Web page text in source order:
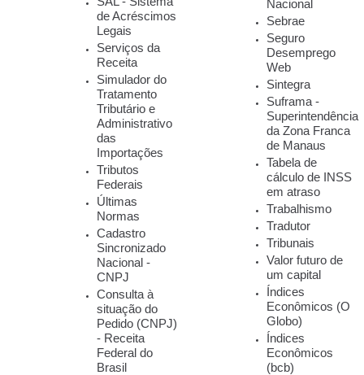
de Acréscimos
Legais
Serviços da
Receita
Simulador do
Tratamento
Tributário e
Administrativo
das
Importações
Tributos
Federais
Últimas
Normas
Cadastro
Sincronizado
Nacional -
CNPJ
Consulta à
situação do
Pedido (CNPJ)
- Receita
Federal do
Brasil
Nacional
Sebrae
Seguro
Desemprego
Web
Sintegra
Suframa -
Superintendência
da Zona Franca
de Manaus
Tabela de
cálculo de INSS
em atraso
Trabalhismo
Tradutor
Tribunais
Valor futuro de
um capital
Índices
Econômicos (O
Globo)
Índices
Econômicos
(bcb)